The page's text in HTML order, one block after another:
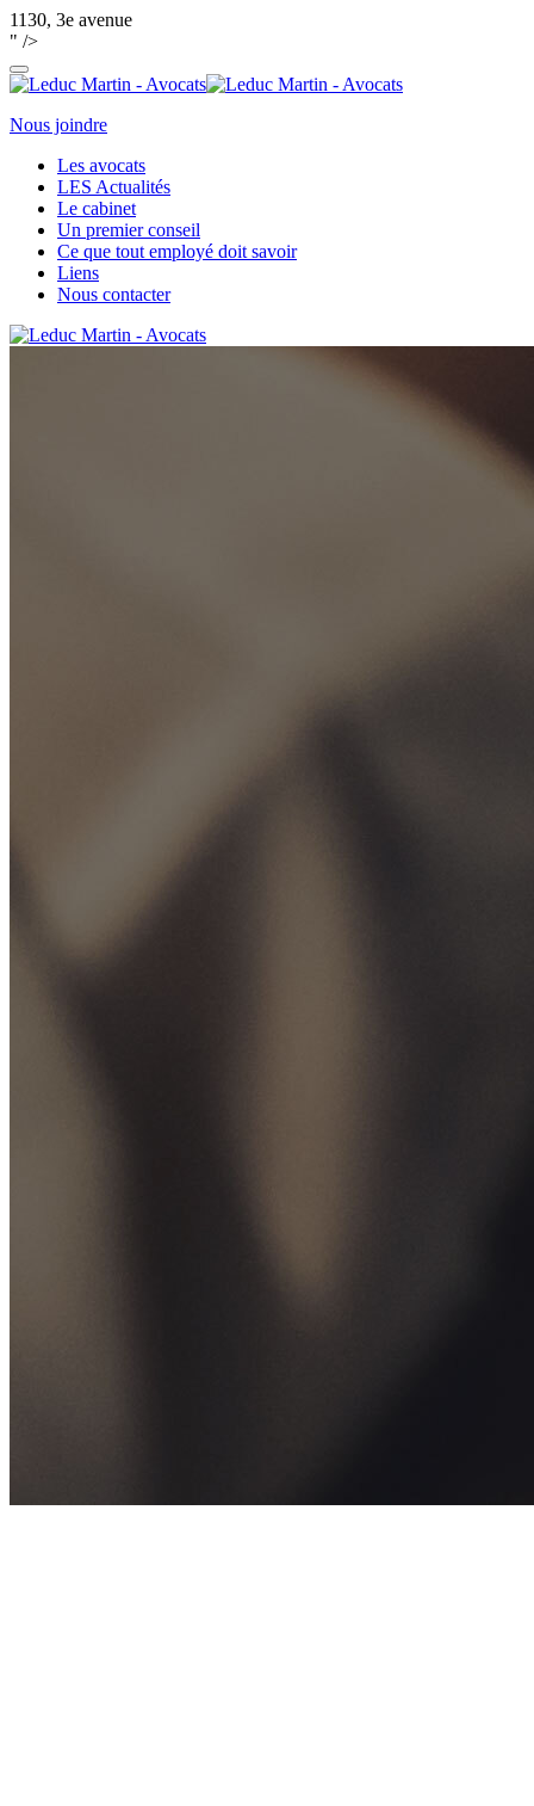
1130, 3e avenue
" />
Nous joindre
Les avocats
LES Actualités
Le cabinet
Un premier conseil
Ce que tout employé doit savoir
Liens
Nous contacter